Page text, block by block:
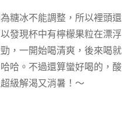
糖冰不能調整，所以裡頭還
發現杯中有檸檬果粒在漂浮
，一開始喝清爽，後來喝就
哈。不過還算蠻好喝的，酸
級解渴又消暑！～